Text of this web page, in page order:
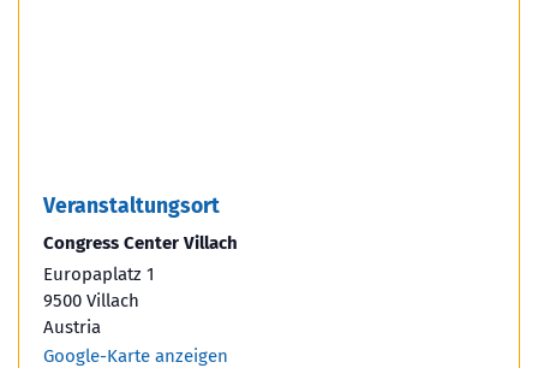
Veranstaltungsort
Congress Center Villach
Europaplatz 1
9500 Villach
Austria
Google-Karte anzeigen